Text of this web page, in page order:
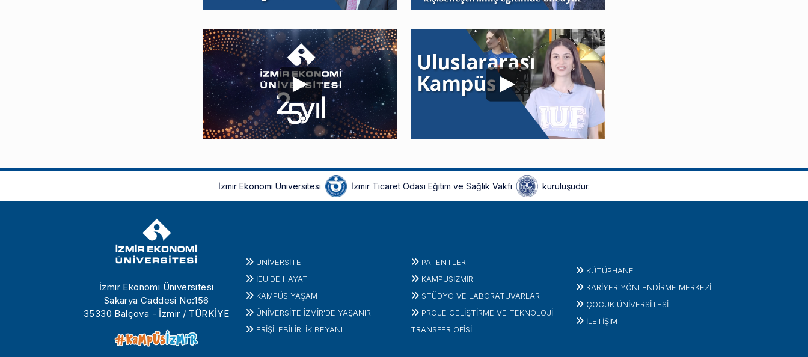
İzmir Ekonomi Üniversitesi İzmir Ticaret Odası Eğitim ve Sağlık Vakfı kuruluşudur.
İzmir Ekonomi Üniversitesi
Sakarya Caddesi No:156
35330 Balçova - İzmir / TÜRKİYE
ÜNIVERSITE
İEÜ'DE HAYAT
KAMPÜS YAŞAM
ÜNİVERSİTE İZMİR'DE YAŞANIR
ERİŞİLEBİLİRLİK BEYANI
PATENTLER
KAMPÜSİZMIR
STÜDYO VE LABORATUVARLAR
PROJE GELIŞTIRME VE TEKNOLOJI
TRANSFER OFISI
KÜTÜPHANE
KARİYER YÖNLENDİRME MERKEZİ
ÇOCUK ÜNIVERSITESI
İLETIŞIM